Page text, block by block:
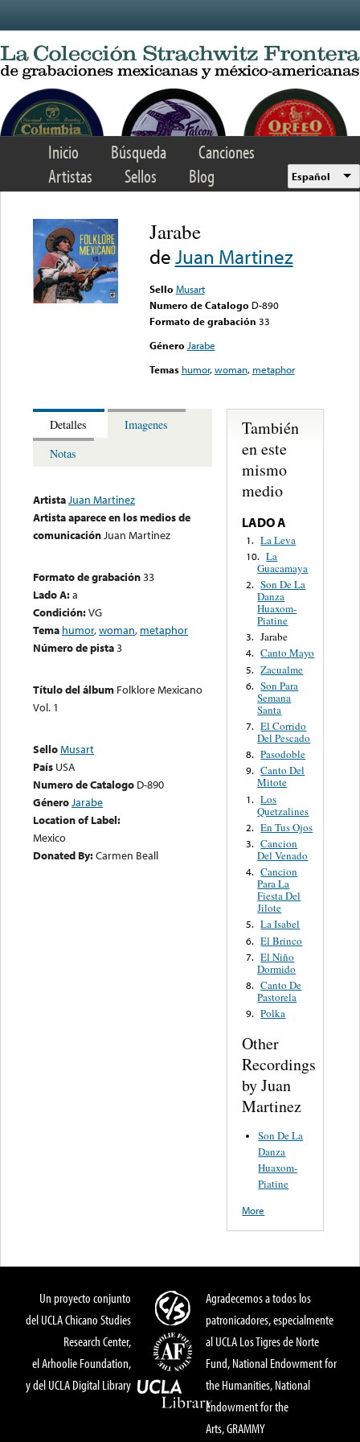
Inicio Búsqueda
Canciones
Artistas
Sellos Blog Español
Jarabe
deJuan Martinez
Sello Musart
Numero de Catalogo D-890
Formato de grabación 33
Género Jarabe
Temas humor,woman, metaphor
Detalles
Imagenes
Notas
ArtistaJuan Martinez
Artista aparece en los medios de
comunicaciónJuan Martinez
Formato de grabación33
Lado A:a
Condición:VG
Tema humor,woman, metaphor
Número de pista3
Título del álbum Folklore Mexicano
Vol. 1
SelloMusart
País USA
Numero de Catalogo D-890
GéneroJarabe
Location of Label:
Mexico
Donated By:Carmen Beall
También
en este
mismo
medio
LADO A
1. La Leva
10. La
Guacamaya
2. Son De La
Danza
Huaxom-
Piatine
3. Jarabe
4. Canto Mayo
5. Zacualme
6. Son Para
Semana
Santa
7. El Corrido
Del Pescado
8. Pasodoble
9. Canto Del
Mitote
1. Los
Quetzalines
2. En Tus Ojos
3. Cancion
Del Venado
4. Cancion
Para La
Fiesta Del
Jilote
5. La Isabel
6. El Brinco
7. El Niño
Dormido
8. Canto De
Pastorela
9. Polka
Other
Recordings
by Juan
Martinez
Son De La
Danza
Huaxom-
Piatine
More
Un proyecto conjunto
del UCLA Chicano Studies
Research Center,
el Arhoolie Foundation,
y del UCLA Digital Library
Agradecemos a todos los
patronicadores, especialmente
al UCLA Los Tigres de Norte
Fund, National Endowment for
the Humanities, National
Endowment for the
Arts, GRAMMY